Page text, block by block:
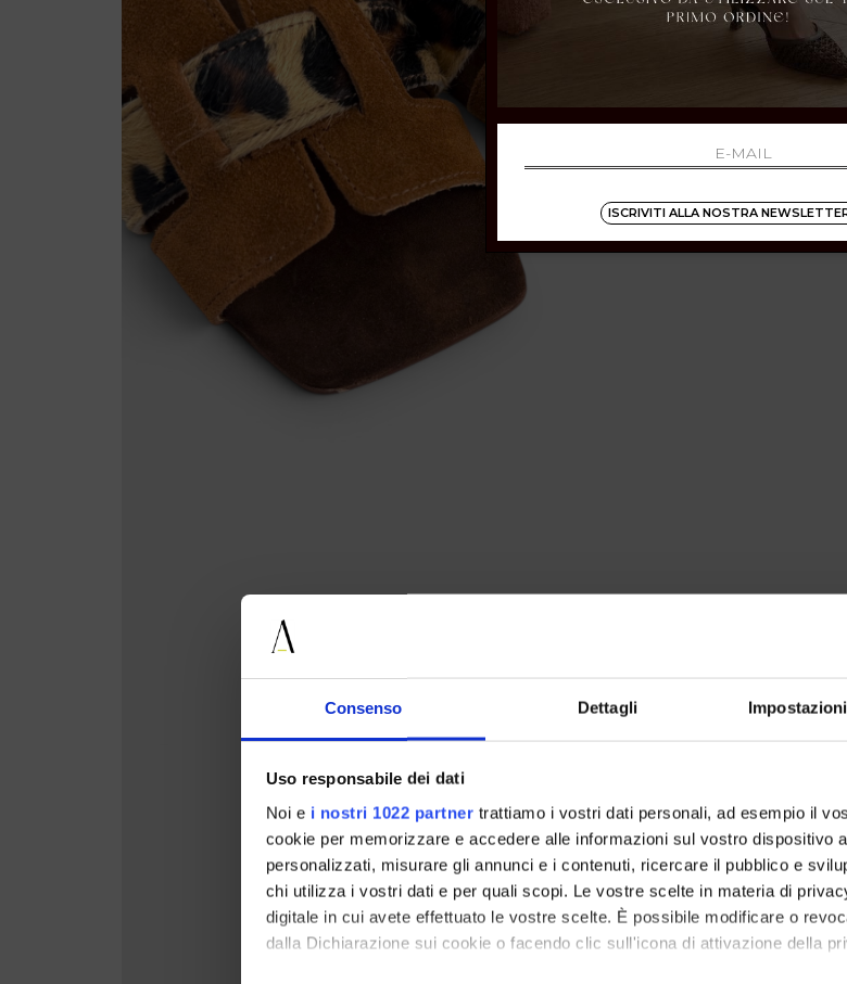
Consenso Dettagli
Uso responsabile dei dati
Noi e i nostri 1022 partner trattiamo i vostri dati personali, ad esempio il
cookie per memorizzare e accedere alle informazioni sul vostro dispositivo
personalizzati, misurare gli annunci e i contenuti, ricercare il pubblico e
chi utilizza i vostri dati e per quali scopi. Le vostre scelte in materia di
digitale in cui avete effettuato le vostre scelte. È possibile modificare o
dalla Dichiarazione sui cookie o facendo clic sull'icona di attivazione della
ISCRIVITI ALLA NOSTRA